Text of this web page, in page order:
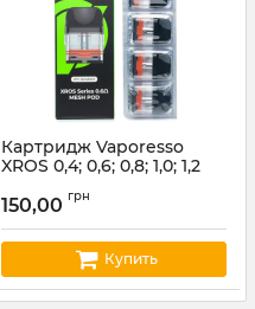
Картридж Vaporesso
XROS 0,4; 0,6; 0,8; 1,0; 1,2
Артикул: vapor02
150,00 грн
Купить